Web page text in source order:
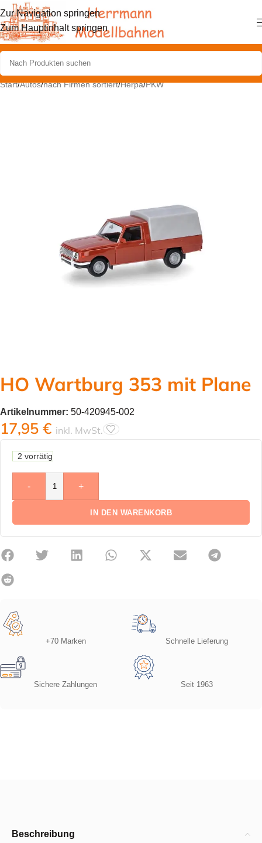
Zur Navigation springen
Zum Hauptinhalt springen
Start/Autos/nach Firmen sortiert/Herpa/PKW
HO Wartburg 353 mit Plane
Artikelnummer: 50-420945-002
17,95 € inkl. MwSt.
2 vorrätig
- +
IN DEN WARENKORB
+70 Marken Schnelle Lieferung
Sichere Zahlungen Seit 1963
Beschreibung